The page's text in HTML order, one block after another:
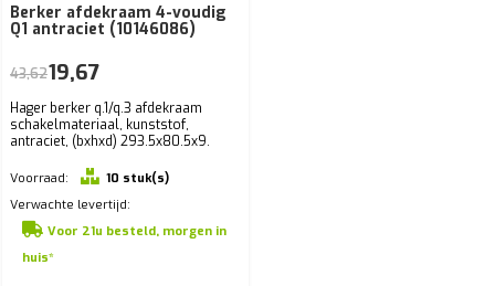
Berker afdekraam 4-voudig
Q1 antraciet (10146086)
Hager berker q.1/q.3 afdekraam
schakelmateriaal, kunststof,
antraciet, (bxhxd) 293.5x80.5x9.
Voorraad:
10 stuk(s)
Verwachte levertijd:
Voor 21u besteld, morgen in
huis*
43,6219,67